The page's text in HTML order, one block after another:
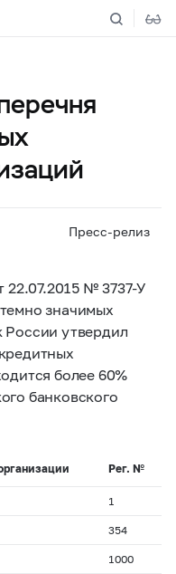
Пресс-релиз
22.07.2015 №3737-У
значимых
России утвердил
более 60%
банковского
Рег. №
1
354
1000